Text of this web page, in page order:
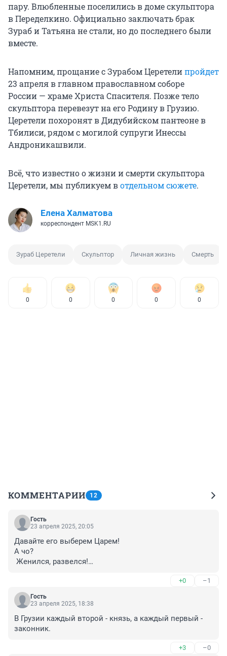
пару. Влюбленные поселились в доме скульптора
в Переделкино. Официально заключать брак
Зураб и Татьяна не стали, но до последнего были
вместе.
Напомним, прощание с Зурабом Церетелипройдет
23 апреля в главном православном соборе
России — храме Христа Спасителя. Позже тело
скульптора перевезут на его Родину в Грузию.
Церетели похоронят в Дидубийском пантеоне в
Тбилиси, рядом с могилой супруги Инессы
Андроникашвили.
Всё, что известно о жизни и смерти скульптора
Церетели, мы публикуем вотдельном сюжете.
Елена Халматова
корреспондент MSK1.RU
Зураб Церетели Скульптор Личная жизнь Смерть
0 0 0 0 0
КОММЕНТАРИИ 12
Гость
23 апреля 2025, 20:05
Давайте его выберем Царем!
А чо?
Женился, развелся!
Но все равно детей успел наделать, дерево, наверное,
велел посадить !
Дома построили по велению его!
+0 –1
Гость
23 апреля 2025, 18:38
В Грузии каждый второй - князь, а каждый первый -
законник.
+3 –0